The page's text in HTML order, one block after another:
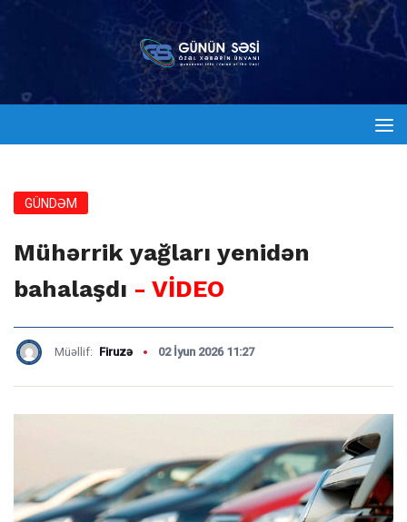
GÜNDƏM
Mühərrik yağları yenidən
bahalaşdı - VİDEO
Müəllif: Firuzə 02 İyun 2026 11:27